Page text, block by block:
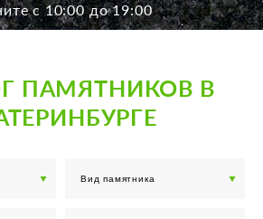
— Пт. с 10:00 до 19:00
по договор.
с 10:00 до 19:00
ПАМЯТНИКОВ В